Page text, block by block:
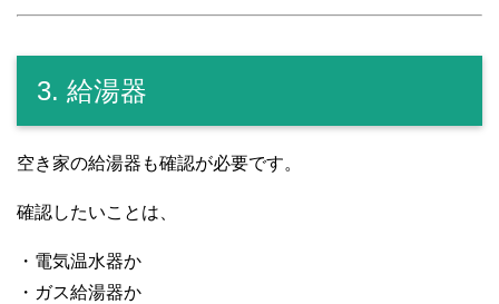
3. 給湯器
空き家の給湯器も確認が必要です。
確認したいことは、
・電気温水器か
・ガス給湯器か